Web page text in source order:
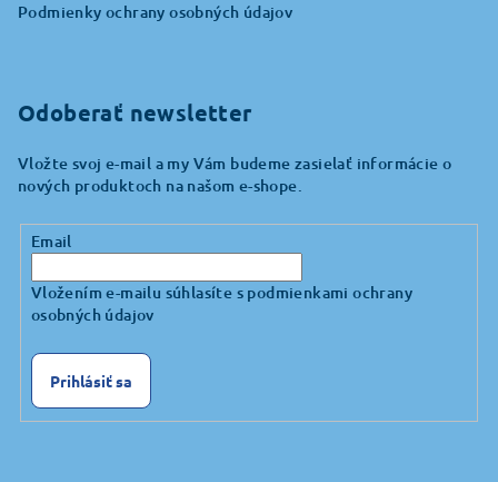
Podmienky ochrany osobných údajov
Odoberať newsletter
Vložte svoj e-mail a my Vám budeme zasielať informácie o
nových produktoch na našom e-shope.
Email
Vložením e-mailu súhlasíte s podmienkami ochrany
osobných údajov
Prihlásiť sa